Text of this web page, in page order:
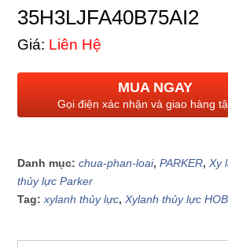
35H3LJFA40B75AI2
Giá: Liên Hệ
MUA NGAY
Gọi điện xác nhận và giao hàng
Danh mục:chua-phan-loai,PARKER,Xy
thủy lực Parker
Tag:xylanh thủy lực,Xylanh thủy lực